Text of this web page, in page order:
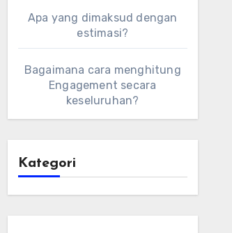
Apa yang dimaksud dengan
estimasi?
Bagaimana cara menghitung
Engagement secara
keseluruhan?
Kategori